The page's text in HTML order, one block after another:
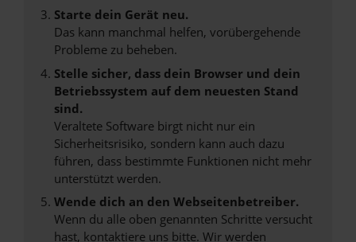
Starte dein Gerät neu.
Das kann manchmal helfen, vorübergehende
Probleme zu beheben.
Stelle sicher, dass dein Browser und dein
Betriebssystem auf dem neuesten Stand
sind.
Veraltete Software birgt nicht nur ein
Sicherheitsrisiko, sondern kann auch dazu
führen, dass bestimmte Funktionen nicht mehr
unterstützt werden.
Wende dich an den Webseitenbetreiber.
Wenn du alle oben genannten Schritte versucht
hast, kontaktiere uns bitte. Wir werden